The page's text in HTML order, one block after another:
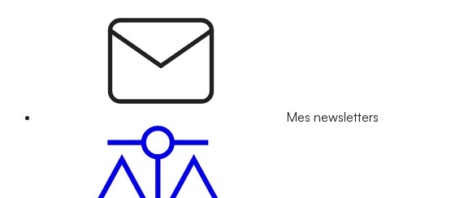
Mes newsletters